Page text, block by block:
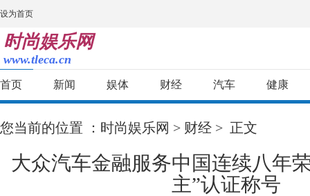
设为首页
时尚娱乐网
www.tleca.cn
首页 新闻 娱体 财经 汽车 健康
您当前的位置 ： 时尚娱乐网 > 财经 > 正文
大众汽车金融服务中国连续八年
主”认证称号